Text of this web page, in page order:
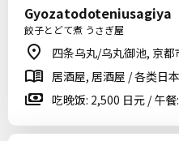
Gyozatodoteniusagiya
餃子とどて煮 うさぎ屋
四条乌丸/乌丸御池, 京
居酒屋, 居酒屋 / 各类日
吃晚饭: 2,500 日元 / 午